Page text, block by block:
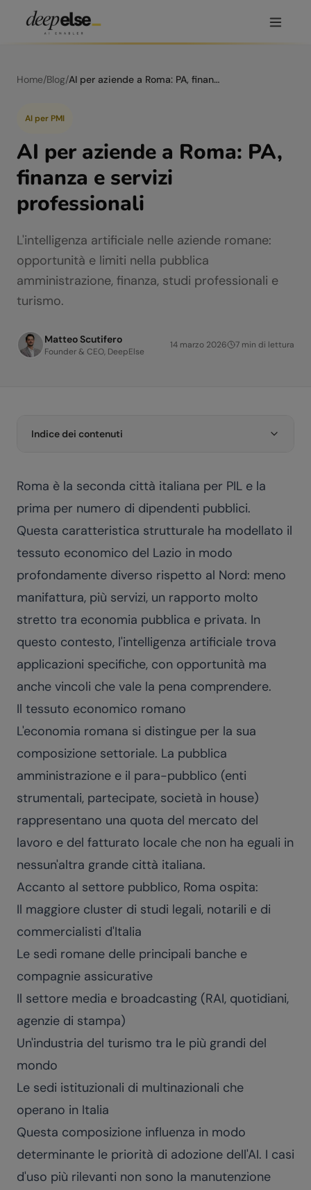
Home/Blog/ AI per aziende a Roma: PA, finanza e servizi professionali
AI per PMI
AI per aziende a Roma: PA,
finanza e servizi
professionali
L'intelligenza artificiale nelle aziende romane:
opportunità e limiti nella pubblica
amministrazione, finanza, studi professionali e
turismo.
Matteo Scutifero
Founder & CEO, DeepElse
14 marzo 2026 7 min di lettura
Indice dei contenuti
Roma è la seconda città italiana per PIL e la
prima per numero di dipendenti pubblici.
Questa caratteristica strutturale ha modellato il
tessuto economico del Lazio in modo
profondamente diverso rispetto al Nord: meno
manifattura, più servizi, un rapporto molto
stretto tra economia pubblica e privata. In
questo contesto, l'intelligenza artificiale trova
applicazioni specifiche, con opportunità ma
anche vincoli che vale la pena comprendere.
Il tessuto economico romano
L'economia romana si distingue per la sua
composizione settoriale. La pubblica
amministrazione e il para-pubblico (enti
strumentali, partecipate, società in house)
rappresentano una quota del mercato del
lavoro e del fatturato locale che non ha eguali in
nessun'altra grande città italiana.
Accanto al settore pubblico, Roma ospita:
Il maggiore cluster di studi legali, notarili e di
commercialisti d'Italia
Le sedi romane delle principali banche e
compagnie assicurative
Il settore media e broadcasting (RAI, quotidiani,
agenzie di stampa)
Un'industria del turismo tra le più grandi del
mondo
Le sedi istituzionali di multinazionali che
operano in Italia
Questa composizione influenza in modo
determinante le priorità di adozione dell'AI. I casi
d'uso più rilevanti non sono la manutenzione